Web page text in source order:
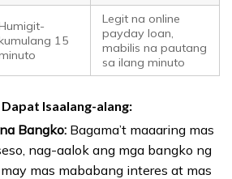
15
Legit na online
payday loan,
mabilis na pautang
sa ilang minuto
Isaalang-alang:
Bangko:Bagama’t maaaring mas
nag-aalok ang mga bangko ng
mas mababang interes at mas